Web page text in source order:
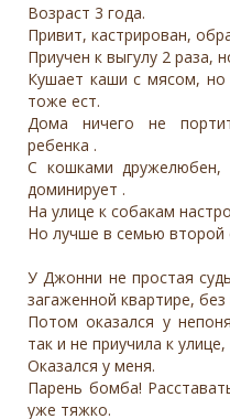
Возраст 3 года.
Привит, кастрирован,
Приучен к выгулу 2 раза,
Кушает каши с мясом, но
тоже ест.
Дома ничего не
ребенка .
С кошками
доминирует .
На улице к собакам
Но лучше в семью второй
У Джонни не простая
загаженной квартире,
Потом оказался у
так и не приучила к
Оказался у меня.
Парень бомба!
уже тяжко.